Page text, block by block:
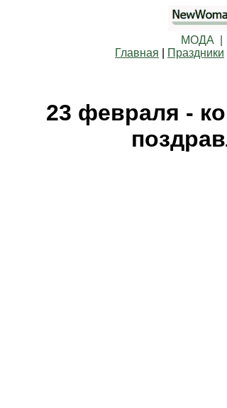
МОДА |
Главная
Праздники
23 февраля -